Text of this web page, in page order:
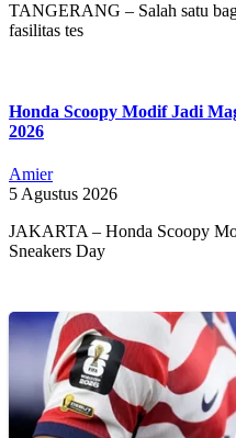
TANGERANG – Salah satu
fasilitas tes
Honda Scoopy Modif Jadi
2026
Amier
5 Agustus 2026
JAKARTA – Honda Scoopy
Sneakers Day